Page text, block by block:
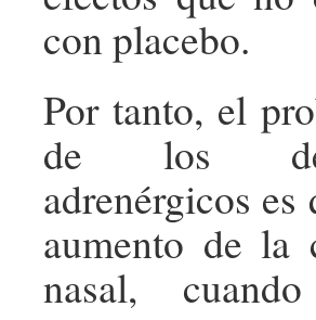
con placebo.
Por tanto, el
de los
adrenérgicos
aumento de la
nasal,